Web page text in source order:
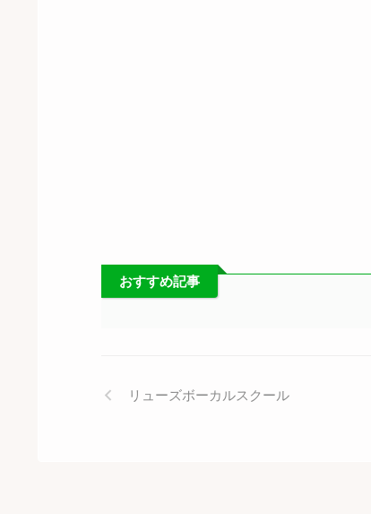
おすすめ記事
リューズボーカルスクール